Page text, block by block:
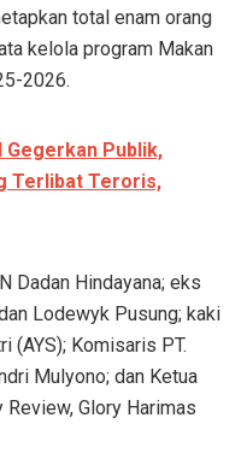
total enam orang
kelola program Makan
2026.
Gegerkan Publik,
Terlibat Teroris,
Dadan Hindayana; eks
Lodewyk Pusung; kaki
(AYS); Komisaris PT.
Mulyono; dan Ketua
Glory Harimas